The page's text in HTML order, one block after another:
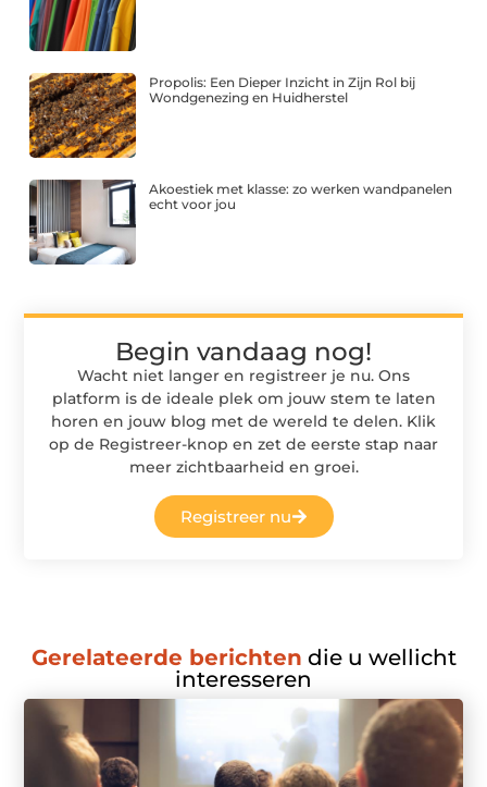
Propolis: Een Dieper Inzicht in Zijn Rol bij
Wondgenezing en Huidherstel
Akoestiek met klasse: zo werken wandpanelen
echt voor jou
Begin vandaag nog!
Wacht niet langer en registreer je nu. Ons
platform is de ideale plek om jouw stem te laten
horen en jouw blog met de wereld te delen. Klik
op de Registreer-knop en zet de eerste stap naar
meer zichtbaarheid en groei.
Registreer nu
Gerelateerde berichten die u wellicht
interesseren